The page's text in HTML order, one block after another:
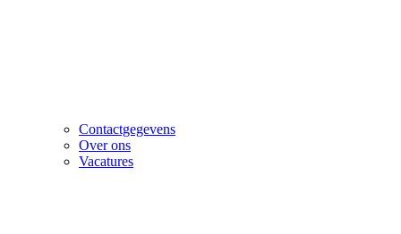
Contactgegevens
Over ons
Vacatures